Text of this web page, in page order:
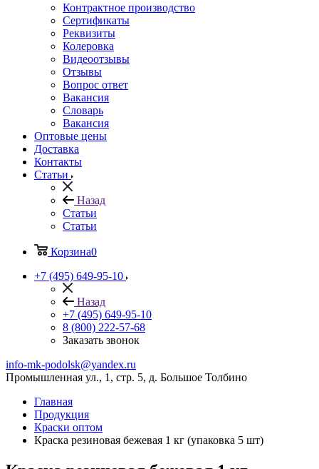
Контрактное производство
Сертификаты
Реквизиты
Колеровка
Видеоотзывы
Отзывы
Вопрос ответ
Вакансия
Словарь
Вакансия
Оптовые цены
Доставка
Контакты
Статьи
Назад
Статьи
Статьи
Корзина0
+7 (495) 649-95-10
Назад
+7 (495) 649-95-10
8 (800) 222-57-68
Заказать звонок
info-mk-podolsk@yandex.ru
Промышленная ул., 1, стр. 5, д. Большое Толбино
Главная
Продукция
Краски оптом
Краска резиновая бежевая 1 кг (упаковка 5 шт)